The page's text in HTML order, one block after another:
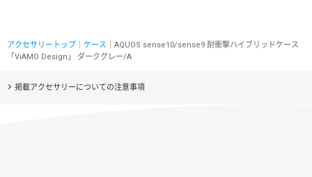
アクセサリートップ ケース ｜AQUOS sense10/sense9 耐衝撃ハイブリッドケース
「ViAMO Design」 ダークグレー/A
掲載アクセサリーについての注意事項